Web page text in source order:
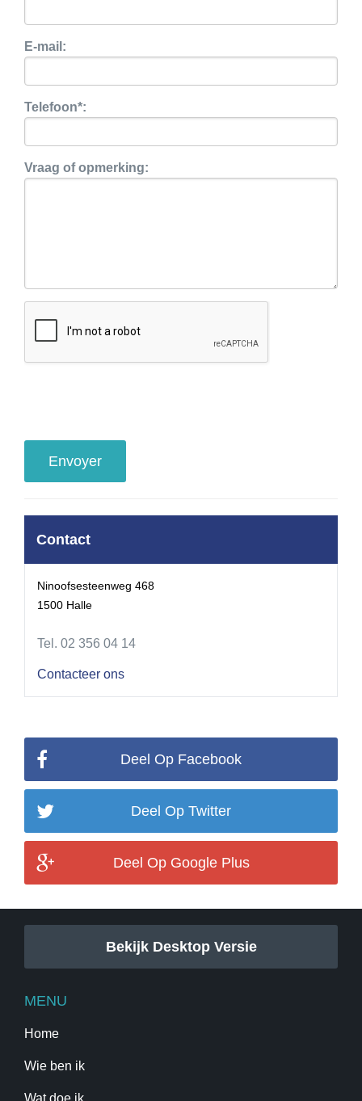
E-mail:
Telefoon*:
Vraag of opmerking:
Contact
Ninoofsesteenweg 468
1500 Halle
Tel. 02 356 04 14
Contacteer ons
Deel Op Facebook
Deel Op Twitter
Deel Op Google Plus
Bekijk Desktop Versie
MENU
Home
Wie ben ik
Wat doe ik